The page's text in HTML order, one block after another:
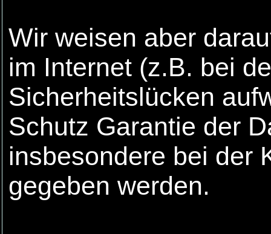
Wir weisen aber
im Internet (z.B. bei
Sicherheitslücken
Schutz Garantie der
insbesondere bei der
gegeben werden.